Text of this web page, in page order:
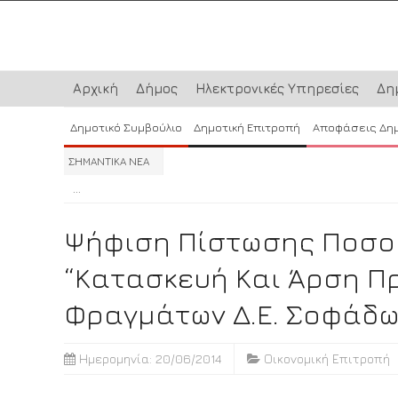
Αρχική Δήμος Ηλεκτρονικές Υπηρεσίες
Δημοτικό Συμβούλιο Δημοτική Επιτροπή Αποφάσεις
ΣΗΜΑΝΤΙΚΑ ΝΕΑ
...
Ψήφιση Πίστωσης
“Κατασκευή Και Άρση
Φραγμάτων Δ.Ε.
Ημερομηνία: 20/06/2014 Οικονομική Επιτροπή